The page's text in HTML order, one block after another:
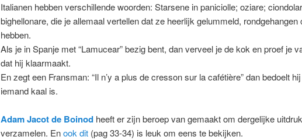
Italianen hebben verschillende woorden: Starsene in paniciolle; oziare;
bighellonare, die je allemaal vertellen dat ze heerlijk gelummeld, rondgehangen
hebben.
Als je in Spanje met “Lamucear” bezig bent, dan verveel je de kok en proef je
dat hij klaarmaakt.
En zegt een Fransman: “Il n’y a plus de cresson sur la cafétière” dan bedoelt
iemand kaal is.
Adam Jacot de Boinod heeft er zijn beroep van gemaakt om dergelijke
verzamelen. Enook dit (pag 33-34) is leuk om eens te bekijken.